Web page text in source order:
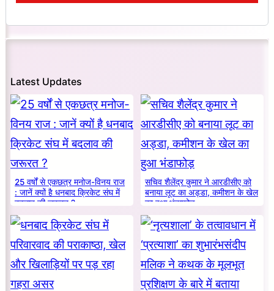
Latest Updates
25 वर्षों से एकछत्र मनोज-विनय राज
: जानें क्यों है धनबाद क्रिकेट संघ में
बदलाव की जरूरत ?
सचिव शैलेंद्र कुमार ने आरडीसीए को
बनाया लूट का अड्डा, कमीशन के खेल
का हुआ भंडाफोड़